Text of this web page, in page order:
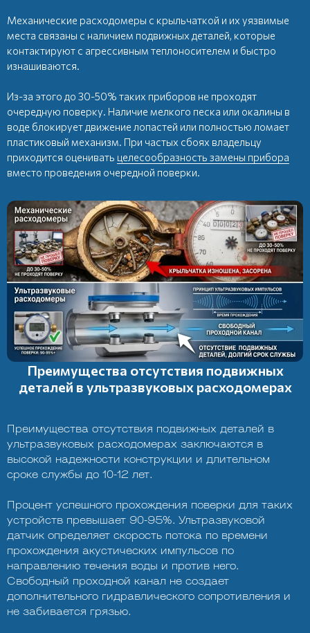
Механические расходомеры с крыльчаткой и их уязвимые
места связаны с наличием подвижных деталей, которые
контактируют с агрессивным теплоносителем и быстро
изнашиваются.
Из-за этого до 30-50% таких приборов не проходят
очередную поверку. Наличие мелкого песка или окалины в
воде блокирует движение лопастей или полностью ломает
пластиковый механизм. При частых сбоях владельцу
приходится оценивать целесообразность замены прибора
вместо проведения очередной поверки.
Преимущества отсутствия подвижных
деталей в ультразвуковых расходомерах
Преимущества отсутствия подвижных деталей в
ультразвуковых расходомерах заключаются в
высокой надежности конструкции и длительном
сроке службы до 10-12 лет.
Процент успешного прохождения поверки для таких
устройств превышает 90-95%. Ультразвуковой
датчик определяет скорость потока по времени
прохождения акустических импульсов по
направлению течения воды и против него.
Свободный проходной канал не создает
дополнительного гидравлического сопротивления и
не забивается грязью.